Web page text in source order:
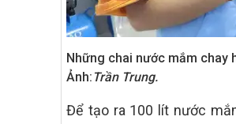
Những chai nước mắm chay
Ảnh: Trần Trung.
Để tạo ra 100 lít nước